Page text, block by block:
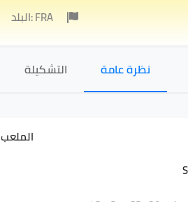
البلد: FRA
نظرة عامة التشكيلة
الملعب